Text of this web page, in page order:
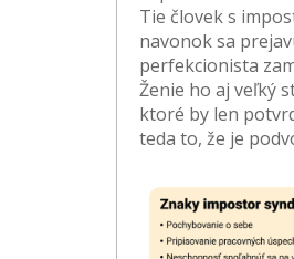
Tie človek s
navonok sa
perfekcionista
Ženie ho aj veľký
ktoré by len
teda to, že je